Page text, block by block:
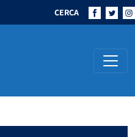
CERCA